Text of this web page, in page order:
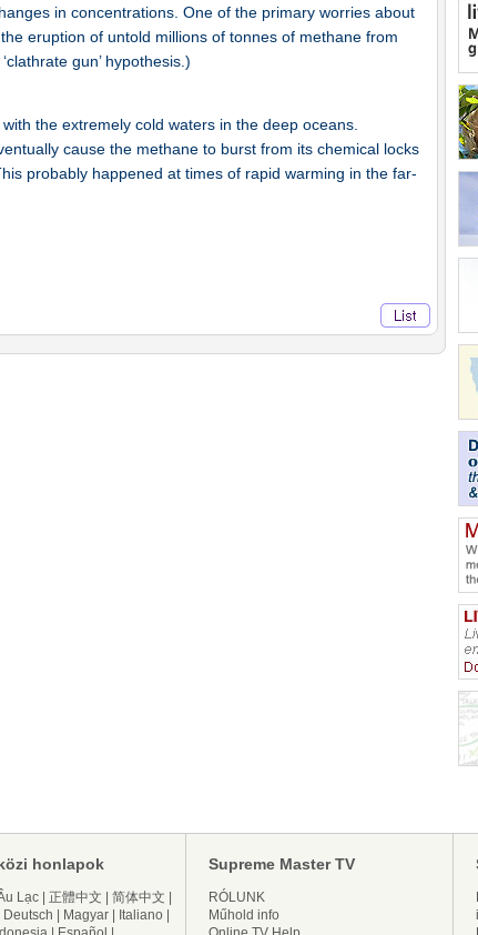
in concentrations. One of the primary worries about
eruption of untold millions of tonnes of methane from
gun’ hypothesis.)
the extremely cold waters in the deep oceans.
cause the methane to burst from its chemical locks
probably happened at times of rapid warming in the far-
honlapok
Lạc 正體中文 简体中文
Deutsch Magyar Italiano
Supreme Master TV
RÓLUNK
Műhold info